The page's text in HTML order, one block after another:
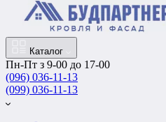
Каталог
Пн-Пт з 9-00 до 17-00
(096) 036-11-13
(099) 036-11-13